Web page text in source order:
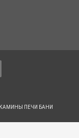
КАМИНЫ ПЕЧИ БАНИ